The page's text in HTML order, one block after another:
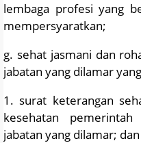
lembaga profesi yang
mempersyaratkan;
g. sehat jasmani dan
jabatan yang dilamar
1. surat keterangan
kesehatan
jabatan yang dilamar; dan